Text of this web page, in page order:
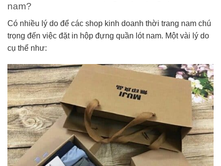
nam?
Có nhiều lý do để các shop kinh doanh thời trang nam chú
trọng đến việc đặt in hộp đựng quần lót nam. Một vài lý do
cụ thể như: